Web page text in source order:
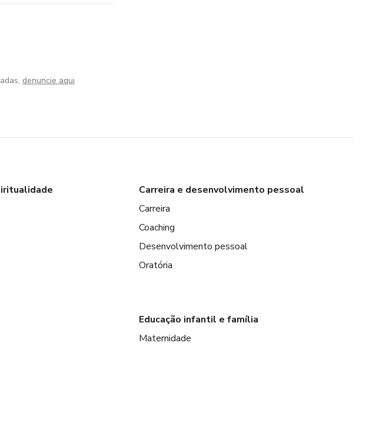
denuncie aqui
Carreira e desenvolvimento pessoal
Carreira
Coaching
Desenvolvimento pessoal
Oratória
Educação infantil e família
Maternidade